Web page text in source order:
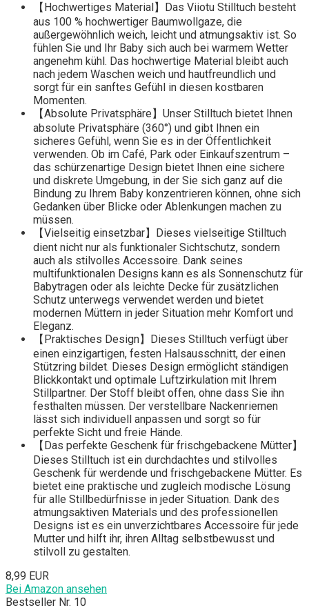
【Hochwertiges Material】Das Viiotu Stilltuch besteht
aus 100 % hochwertiger Baumwollgaze, die
außergewöhnlich weich, leicht und atmungsaktiv ist. So
fühlen Sie und Ihr Baby sich auch bei warmem Wetter
angenehm kühl. Das hochwertige Material bleibt auch
nach jedem Waschen weich und hautfreundlich und
sorgt für ein sanftes Gefühl in diesen kostbaren
Momenten.
【Absolute Privatsphäre】Unser Stilltuch bietet Ihnen
absolute Privatsphäre (360°) und gibt Ihnen ein
sicheres Gefühl, wenn Sie es in der Öffentlichkeit
verwenden. Ob im Café, Park oder Einkaufszentrum –
das schürzenartige Design bietet Ihnen eine sichere
und diskrete Umgebung, in der Sie sich ganz auf die
Bindung zu Ihrem Baby konzentrieren können, ohne sich
Gedanken über Blicke oder Ablenkungen machen zu
müssen.
【Vielseitig einsetzbar】Dieses vielseitige Stilltuch
dient nicht nur als funktionaler Sichtschutz, sondern
auch als stilvolles Accessoire. Dank seines
multifunktionalen Designs kann es als Sonnenschutz für
Babytragen oder als leichte Decke für zusätzlichen
Schutz unterwegs verwendet werden und bietet
modernen Müttern in jeder Situation mehr Komfort und
Eleganz.
【Praktisches Design】Dieses Stilltuch verfügt über
einen einzigartigen, festen Halsausschnitt, der einen
Stützring bildet. Dieses Design ermöglicht ständigen
Blickkontakt und optimale Luftzirkulation mit Ihrem
Stillpartner. Der Stoff bleibt offen, ohne dass Sie ihn
festhalten müssen. Der verstellbare Nackenriemen
lässt sich individuell anpassen und sorgt so für
perfekte Sicht und freie Hände.
【Das perfekte Geschenk für frischgebackene Mütter】
Dieses Stilltuch ist ein durchdachtes und stilvolles
Geschenk für werdende und frischgebackene Mütter. Es
bietet eine praktische und zugleich modische Lösung
für alle Stillbedürfnisse in jeder Situation. Dank des
atmungsaktiven Materials und des professionellen
Designs ist es ein unverzichtbares Accessoire für jede
Mutter und hilft ihr, ihren Alltag selbstbewusst und
stilvoll zu gestalten.
8,99 EUR
Bei Amazon ansehen
Bestseller Nr. 10